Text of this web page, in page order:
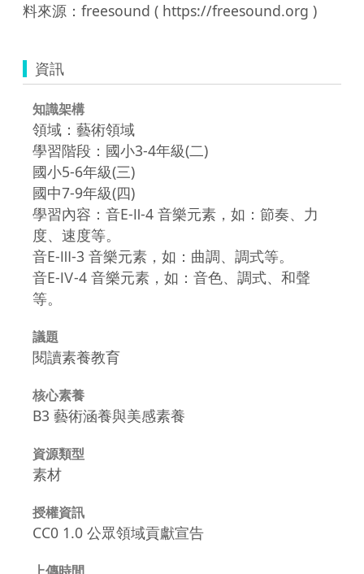
資訊
知識架構
領域：藝術領域
學習階段：國小3-4年級(二)
國小5-6年級(三)
國中7-9年級(四)
學習內容：音E-Ⅱ-4 音樂元素，如：節奏、力
度、速度等。
音E-Ⅲ-3 音樂元素，如：曲調、調式等。
音E-Ⅳ-4 音樂元素，如：音色、調式、和聲
等。
議題
閱讀素養教育
核心素養
B3 藝術涵養與美感素養
資源類型
素材
授權資訊
CC0 1.0 公眾領域貢獻宣告